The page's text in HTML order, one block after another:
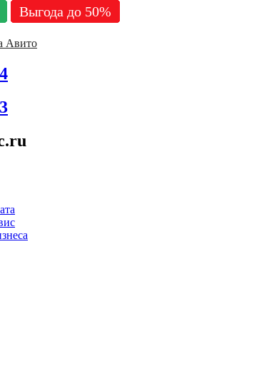
Авито
Выгода до 50%
Выгода до 50%
Выгода до 50%
Выгода до 50%
Выгода до 50%
Выгода до 50%
Выгода до 50%
Выгода до 50%
Выгода до 50%